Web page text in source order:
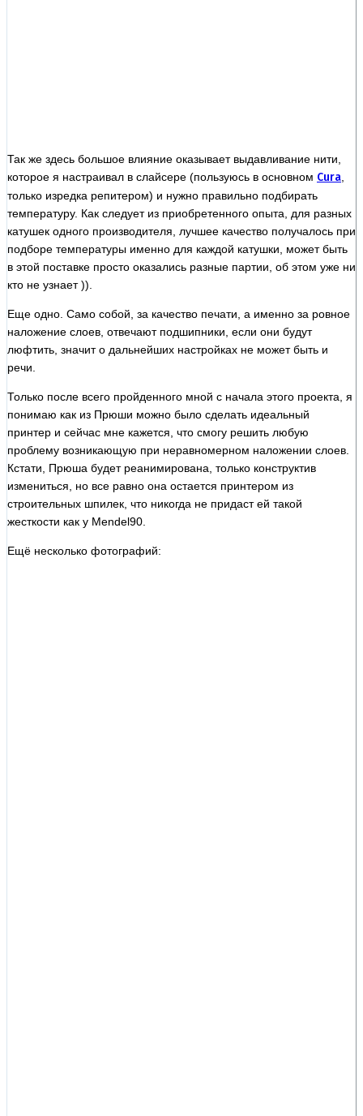
Так же здесь большое влияние оказывает выдавливание нити,
которое я настраивал в слайсере (пользуюсь в основном Cura
только изредка репитером) и нужно правильно подбирать
температуру. Как следует из приобретенного опыта, для разных
катушек одного производителя, лучшее качество получалось при
подборе температуры именно для каждой катушки, может быть
в этой поставке просто оказались разные партии, об этом уже ни
кто не узнает )).
Еще одно. Само собой, за качество печати, а именно за ровное
наложение слоев, отвечают подшипники, если они будут
люфтить, значит о дальнейших настройках не может быть и
речи.
Только после всего пройденного мной с начала этого проекта, я
понимаю как из Прюши можно было сделать идеальный
принтер и сейчас мне кажется, что смогу решить любую
проблему возникающую при неравномерном наложении слоев.
Кстати, Прюша будет реанимирована, только конструктив
измениться, но все равно она остается принтером из
строительных шпилек, что никогда не придаст ей такой
жесткости как у Mendel90.
Ещё несколько фотографий: